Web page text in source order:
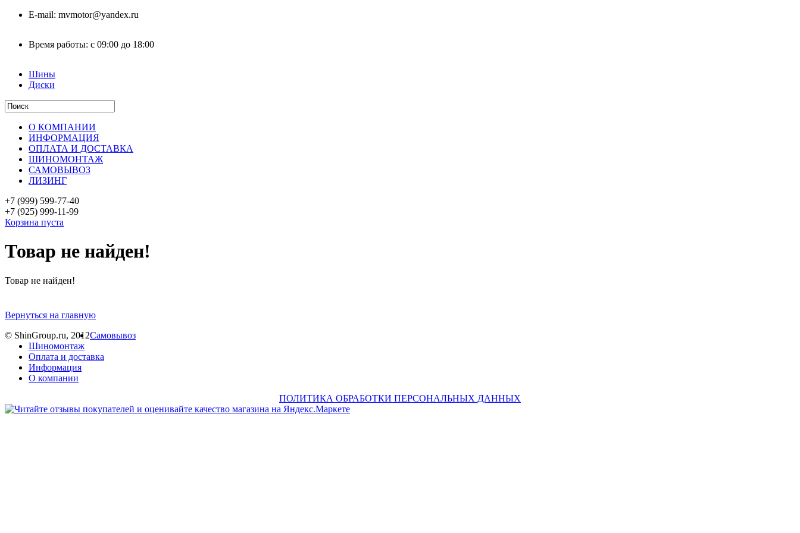
E-mail: mvmotor@yandex.ru
Время работы: с 09:00 до 18:00
Шины
Диски
О КОМПАНИИ
ИНФОРМАЦИЯ
ОПЛАТА И ДОСТАВКА
ШИНОМОНТАЖ
САМОВЫВОЗ
ЛИЗИНГ
+7 (999) 599-77-40
+7 (925) 999-11-99
Корзина пуста
Товар не найден!
Товар не найден!
Вернуться на главную
© ShinGroup.ru, 2012Самовывоз
Шиномонтаж
Оплата и доставка
Информация
О компании
ПОЛИТИКА ОБРАБОТКИ ПЕРСОНАЛЬНЫХ ДАННЫХ